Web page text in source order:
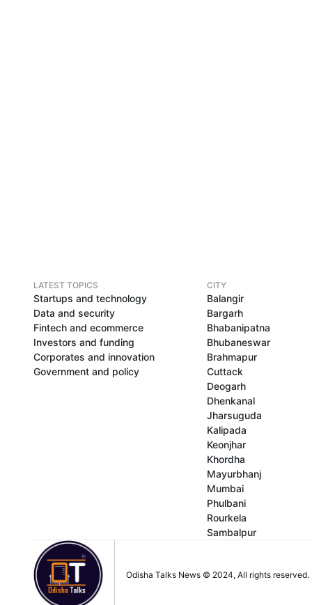
LATEST TOPICS
Startups and technology
Data and security
Fintech and ecommerce
Investors and funding
Corporates and innovation
Government and policy
CITY
Balangir
Bargarh
Bhabanipatna
Bhubaneswar
Brahmapur
Cuttack
Deogarh
Dhenkanal
Jharsuguda
Kalipada
Keonjhar
Khordha
Mayurbhanj
Mumbai
Phulbani
Rourkela
Sambalpur
Odisha Talks News © 2024, All rights reserved.